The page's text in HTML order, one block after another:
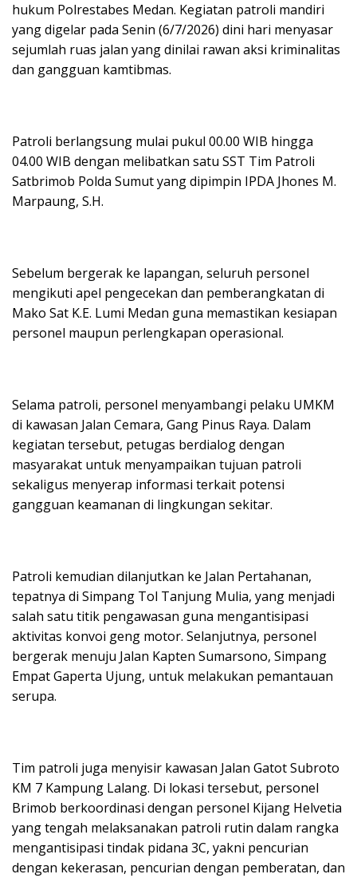
hukum Polrestabes Medan. Kegiatan patroli mandiri
yang digelar pada Senin (6/7/2026) dini hari menyasar
sejumlah ruas jalan yang dinilai rawan aksi kriminalitas
dan gangguan kamtibmas.
Patroli berlangsung mulai pukul 00.00 WIB hingga
04.00 WIB dengan melibatkan satu SST Tim Patroli
Satbrimob Polda Sumut yang dipimpin IPDA Jhones M.
Marpaung, S.H.
Sebelum bergerak ke lapangan, seluruh personel
mengikuti apel pengecekan dan pemberangkatan di
Mako Sat K.E. Lumi Medan guna memastikan kesiapan
personel maupun perlengkapan operasional.
Selama patroli, personel menyambangi pelaku UMKM
di kawasan Jalan Cemara, Gang Pinus Raya. Dalam
kegiatan tersebut, petugas berdialog dengan
masyarakat untuk menyampaikan tujuan patroli
sekaligus menyerap informasi terkait potensi
gangguan keamanan di lingkungan sekitar.
Patroli kemudian dilanjutkan ke Jalan Pertahanan,
tepatnya di Simpang Tol Tanjung Mulia, yang menjadi
salah satu titik pengawasan guna mengantisipasi
aktivitas konvoi geng motor. Selanjutnya, personel
bergerak menuju Jalan Kapten Sumarsono, Simpang
Empat Gaperta Ujung, untuk melakukan pemantauan
serupa.
Tim patroli juga menyisir kawasan Jalan Gatot Subroto
KM 7 Kampung Lalang. Di lokasi tersebut, personel
Brimob berkoordinasi dengan personel Kijang Helvetia
yang tengah melaksanakan patroli rutin dalam rangka
mengantisipasi tindak pidana 3C, yakni pencurian
dengan kekerasan, pencurian dengan pemberatan, dan